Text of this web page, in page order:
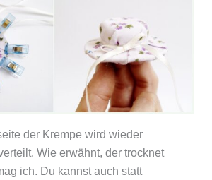
der Krempe wird wieder
Wie erwähnt, der trocknet
ich. Du kannst auch statt